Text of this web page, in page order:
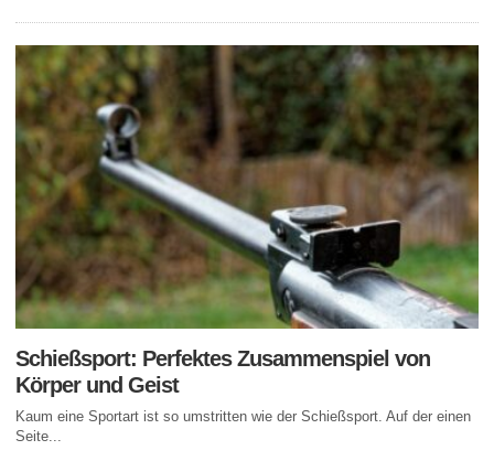
Schießsport: Perfektes Zusammenspiel von
Körper und Geist
Kaum eine Sportart ist so umstritten wie der Schießsport. Auf der einen
Seite...